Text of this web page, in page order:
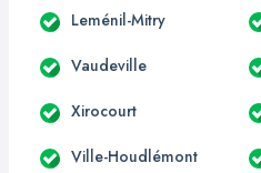
Leménil-Mitry
Vaudeville
Xirocourt
Ville-Houdlémont